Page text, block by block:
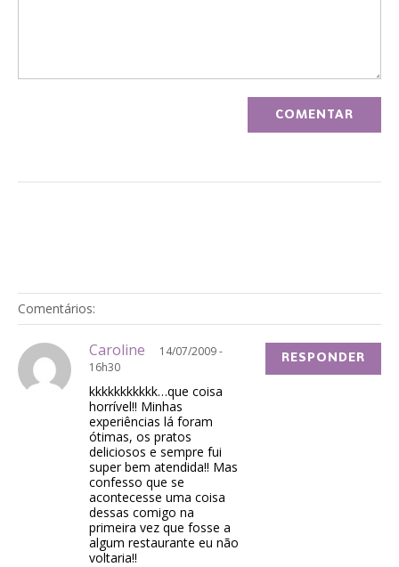
Comentários:
Caroline
14/07/2009 -
16h30
kkkkkkkkkkk…que coisa
horrível!! Minhas
experiências lá foram
ótimas, os pratos
deliciosos e sempre fui
super bem atendida!! Mas
confesso que se
acontecesse uma coisa
dessas comigo na
primeira vez que fosse a
algum restaurante eu não
voltaria!!
RESPONDER